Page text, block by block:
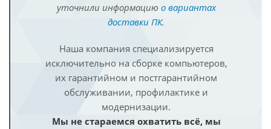
уточнили информацию о вариантах
доставки ПК.
Наша компания специализируется
исключительно на сборке компьютеров,
их гарантийном и постгарантийном
обслуживании, профилактике и
модернизации.
Мы не стараемся охватить всё, мы